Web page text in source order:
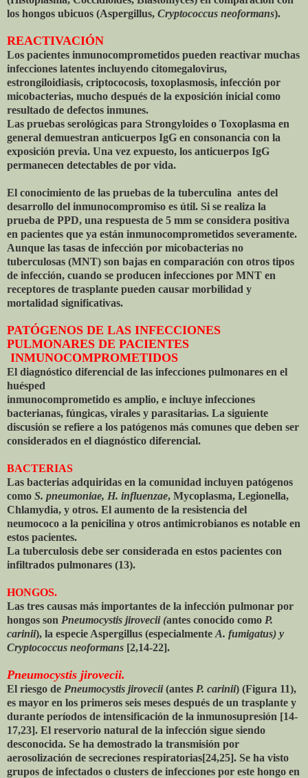
los hongos ubicuos (Aspergillus, Cryptococcus neoformans).
REACTIVACIÓN
Los pacientes inmunocomprometidos pueden reactivar muchas
infecciones latentes incluyendo citomegalovirus,
estrongiloidiasis, criptococosis, toxoplasmosis, infección por
micobacterias, mucho después de la exposición inicial como
resultado de defectos inmunes.
Las pruebas serológicas para Strongyloides o Toxoplasma en
general demuestran anticuerpos IgG en consonancia con la
exposición previa. Una vez expuesto, los anticuerpos IgG
permanecen detectables de por vida.
El conocimiento de las pruebas de la tuberculina antes del
desarrollo del inmunocompromiso es útil. Si se realiza la
prueba de PPD, una respuesta de 5 mm se considera positiva
en pacientes que ya están inmunocomprometidos severamente.
Aunque las tasas de infección por micobacterias no
tuberculosas (MNT) son bajas en comparación con otros tipos
de infección, cuando se producen infecciones por MNT en
receptores de trasplante pueden causar morbilidad y
mortalidad significativas.
PATÓGENOS DE LAS INFECCIONES
PULMONARES DE PACIENTES
INMUNOCOMPROMETIDOS
El diagnóstico diferencial de las infecciones pulmonares en el
huésped
inmunocomprometido es amplio, e incluye infecciones
bacterianas, fúngicas, virales y parasitarias. La siguiente
discusión se refiere a los patógenos más comunes que deben ser
considerados en el diagnóstico diferencial.
BACTERIAS
Las bacterias adquiridas en la comunidad incluyen patógenos
como S. pneumoniae, H. influenzae, Mycoplasma, Legionella,
Chlamydia, y otros. El aumento de la resistencia del
neumococo a la penicilina y otros antimicrobianos es notable en
estos pacientes.
La tuberculosis debe ser considerada en estos pacientes con
infiltrados pulmonares (13).
HONGOS.
Las tres causas más importantes de la infección pulmonar por
hongos son Pneumocystis jirovecii (antes conocido como P.
carinii), la especie Aspergillus (especialmente A. fumigatus) y
Cryptococcus neoformans [2,14-22].
Pneumocystis jirovecii.
El riesgo de Pneumocystis jirovecii(antes P. carinii) (Figura 11),
es mayor en los primeros seis meses después de un trasplante y
durante períodos de intensificación de la inmunosupresión [14-
17,23]. El reservorio natural de la infección sigue siendo
desconocida. Se ha demostrado la transmisión por
aerosolización de secreciones respiratorias[24,25]. Se ha visto
grupos de infectados o clusters de infecciones por este hongo en